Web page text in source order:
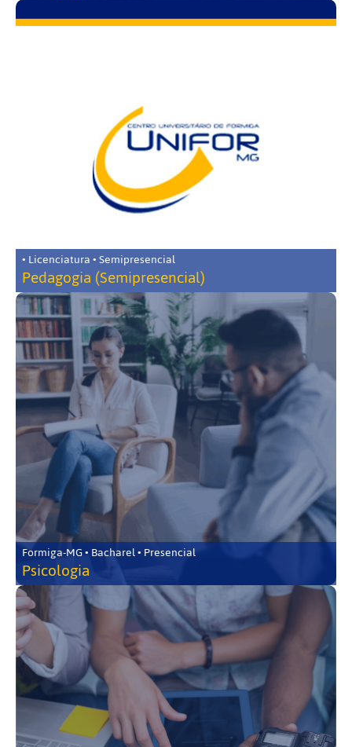
• Licenciatura • Semipresencial
Pedagogia (Semipresencial)
Formiga-MG • Bacharel • Presencial
Psicologia